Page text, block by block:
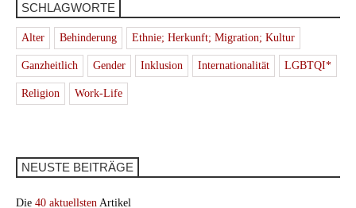
SCHLAGWORTE
Alter Behinderung Ethnie; Herkunft; Migration; Kultur
Ganzheitlich Gender Inklusion Internationalität LGBTQI*
Religion Work-Life
NEUSTE BEITRÄGE
Die 40 aktuellsten Artikel